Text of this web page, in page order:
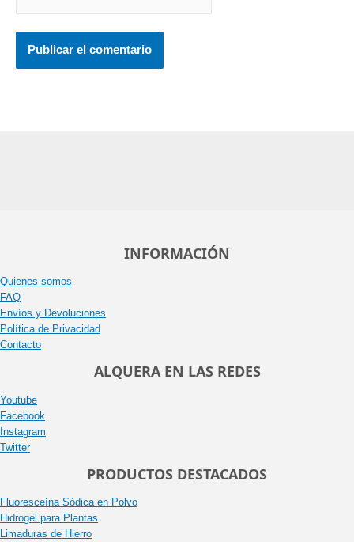
INFORMACIÓN
Quienes somos
FAQ
Envíos y Devoluciones
Política de Privacidad
Contacto
ALQUERA EN LAS REDES
Youtube
Facebook
Instagram
Twitter
PRODUCTOS DESTACADOS
Fluoresceína Sódica en Polvo
Hidrogel para Plantas
Limaduras de Hierro